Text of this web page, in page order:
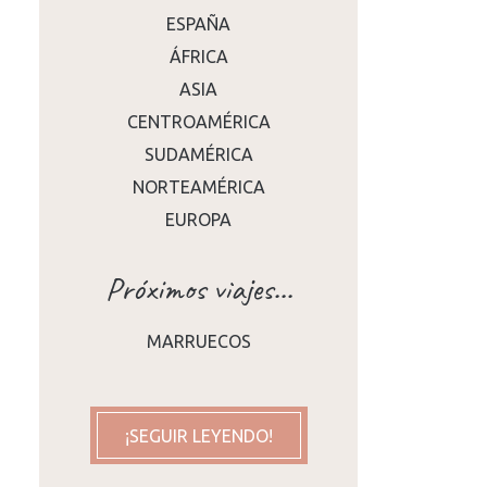
ESPAÑA
ÁFRICA
ASIA
CENTROAMÉRICA
SUDAMÉRICA
NORTEAMÉRICA
EUROPA
Próximos viajes...
MARRUECOS
¡SEGUIR LEYENDO!